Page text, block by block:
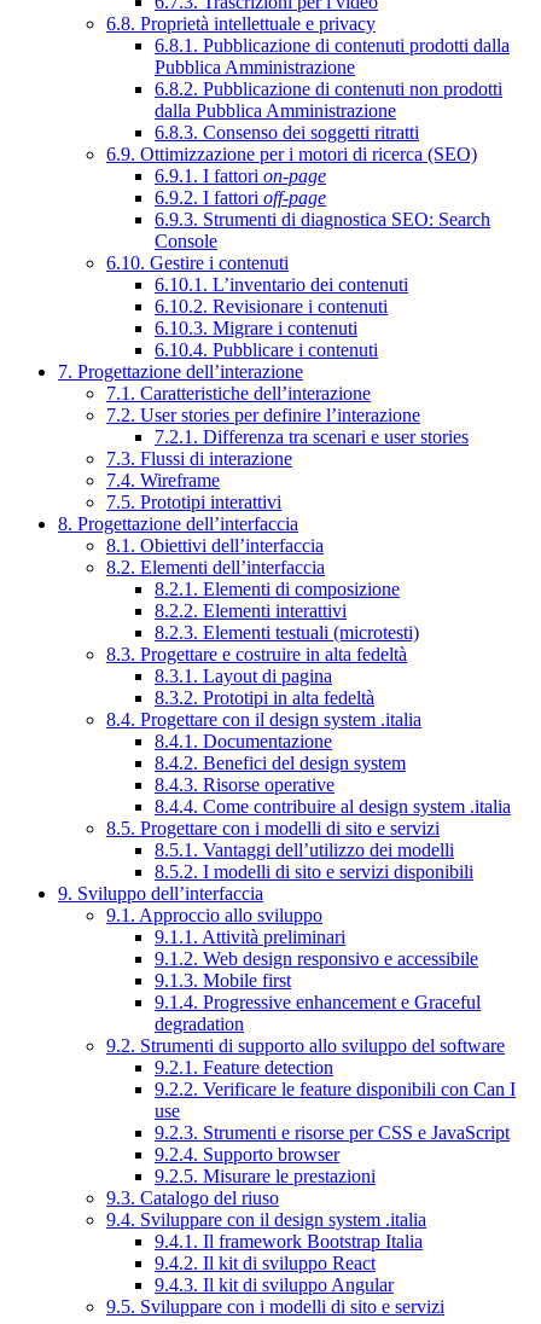
6.8. Proprietà intellettuale e privacy
6.8.1. Pubblicazione di contenuti prodotti dalla
Pubblica Amministrazione
6.8.2. Pubblicazione di contenuti non prodotti
dalla Pubblica Amministrazione
6.8.3. Consenso dei soggetti ritratti
6.9. Ottimizzazione per i motori di ricerca (SEO)
6.9.1. I fattori on-page
6.9.2. I fattori off-page
6.9.3. Strumenti di diagnostica SEO: Search
Console
6.10. Gestire i contenuti
6.10.1. L’inventario dei contenuti
6.10.2. Revisionare i contenuti
6.10.3. Migrare i contenuti
6.10.4. Pubblicare i contenuti
7. Progettazione dell’interazione
7.1. Caratteristiche dell’interazione
7.2. User stories per definire l’interazione
7.2.1. Differenza tra scenari e user stories
7.3. Flussi di interazione
7.4. Wireframe
7.5. Prototipi interattivi
8. Progettazione dell’interfaccia
8.1. Obiettivi dell’interfaccia
8.2. Elementi dell’interfaccia
8.2.1. Elementi di composizione
8.2.2. Elementi interattivi
8.2.3. Elementi testuali (microtesti)
8.3. Progettare e costruire in alta fedeltà
8.3.1. Layout di pagina
8.3.2. Prototipi in alta fedeltà
8.4. Progettare con il design system .italia
8.4.1. Documentazione
8.4.2. Benefici del design system
8.4.3. Risorse operative
8.4.4. Come contribuire al design system .italia
8.5. Progettare con i modelli di sito e servizi
8.5.1. Vantaggi dell’utilizzo dei modelli
8.5.2. I modelli di sito e servizi disponibili
9. Sviluppo dell’interfaccia
9.1. Approccio allo sviluppo
9.1.1. Attività preliminari
9.1.2. Web design responsivo e accessibile
9.1.3. Mobile first
9.1.4. Progressive enhancement e Graceful
degradation
9.2. Strumenti di supporto allo sviluppo del software
9.2.1. Feature detection
9.2.2. Verificare le feature disponibili con Can I
use
9.2.3. Strumenti e risorse per CSS e JavaScript
9.2.4. Supporto browser
9.2.5. Misurare le prestazioni
9.3. Catalogo del riuso
9.4. Sviluppare con il design system .italia
9.4.1. Il framework Bootstrap Italia
9.4.2. Il kit di sviluppo React
9.4.3. Il kit di sviluppo Angular
9.5. Sviluppare con i modelli di sito e servizi